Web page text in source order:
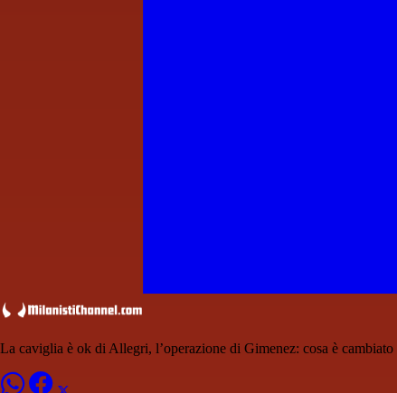
La caviglia è ok di Allegri, l’operazione di Gimenez: cosa è cambiato